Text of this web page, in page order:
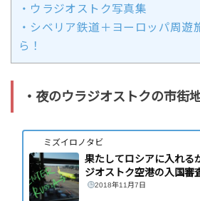
・ウラジオストク写真集
・シベリア鉄道＋ヨーロッパ周遊
ら！
・夜のウラジオストクの市街
ミズイロノタビ
果たしてロシアに入れる
ジオストク空港の入国審
2018年11月7日